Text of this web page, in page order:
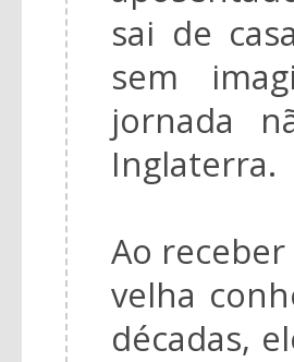
sai de
sem
jornada
Inglaterra.
Ao
velha
décadas,